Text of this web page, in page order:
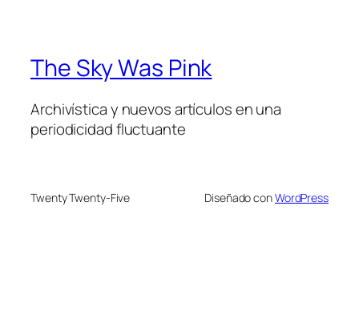
The Sky Was Pink
Archivística y nuevos artículos en una
periodicidad fluctuante
Twenty Twenty-Five Diseñado conWordPress